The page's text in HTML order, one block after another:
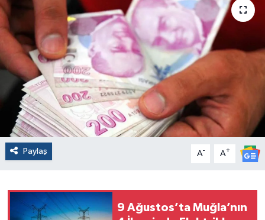
Paylaş A- A+
9 Ağustos’ta Muğla’nın